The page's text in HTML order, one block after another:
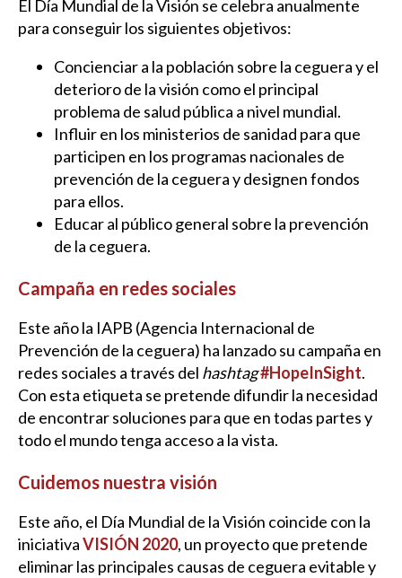
El Día Mundial de la Visión se celebra anualmente
para conseguir los siguientes objetivos:
Concienciar a la población sobre la ceguera y el
deterioro de la visión como el principal
problema de salud pública a nivel mundial.
Influir en los ministerios de sanidad para que
participen en los programas nacionales de
prevención de la ceguera y designen fondos
para ellos.
Educar al público general sobre la prevención
de la ceguera.
Campaña en redes sociales
Este año la IAPB (Agencia Internacional de
Prevención de la ceguera) ha lanzado su campaña en
redes sociales a través del hashtag#HopeInSight.
Con esta etiqueta se pretende difundir la necesidad
de encontrar soluciones para que en todas partes y
todo el mundo tenga acceso a la vista.
Cuidemos nuestra visión
Este año, el Día Mundial de la Visión coincide con la
iniciativaVISIÓN 2020, un proyecto que pretende
eliminar las principales causas de ceguera evitable y